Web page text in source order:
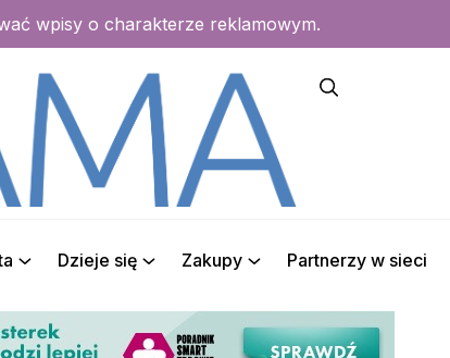
wpisy o charakterze reklamowym.
Dzieje się Zakupy Partnerzy w sieci